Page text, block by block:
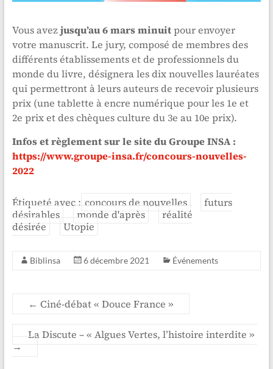
Vous avezjusqu’au 6 mars minuitpour envoyer
votre manuscrit. Le jury, composé de membres des
différents établissements et de professionnels du
monde du livre, désignera les dix nouvelles lauréates
qui permettront à leurs auteurs de recevoir plusieurs
prix (une tablette à encre numérique pour les 1e et
2e prix et des chèques culture du 3e au 10e prix).
Infos et règlement sur le site du Groupe INSA :
https://www.groupe-insa.fr/concours-nouvelles-
2022
Étiqueté avec : concours de nouvelles
futurs
désirables
monde d'après
réalité
désirée
Utopie
Biblinsa 6 décembre 2021 Événements
← Ciné-débat « Douce France »
La Discute – « Algues Vertes, l’histoire interdite »
→